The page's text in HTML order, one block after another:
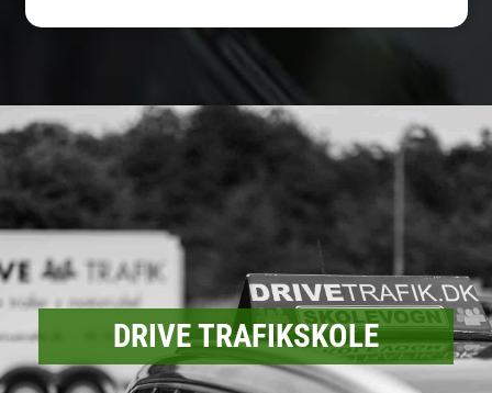
DRIVE TRAFIK­SKOLE